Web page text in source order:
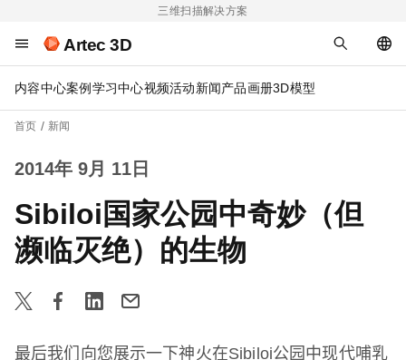
三维扫描解决方案
Artec 3D
内容中心案例 学习中心视频活动新闻产品画册3D模型
首页 新闻
2014年 9月 11日
Sibiloi国家公园中奇妙（但
濒临灭绝）的生物
最后我们向您展示一下神火在Sibiloi公园中现代哺乳